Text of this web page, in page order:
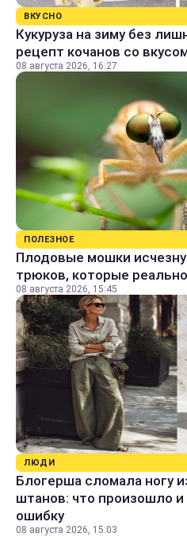
ВКУСНО
Кукуруза на зиму без
рецепт кочанов со
08 августа 2026, 16:27
ПОЛЕЗНОЕ
Плодовые мошки
трюков, которые
08 августа 2026, 15:45
ЛЮДИ
Блогерша сломала ногу
штанов: что произошло и
ошибку
08 августа 2026, 15:03